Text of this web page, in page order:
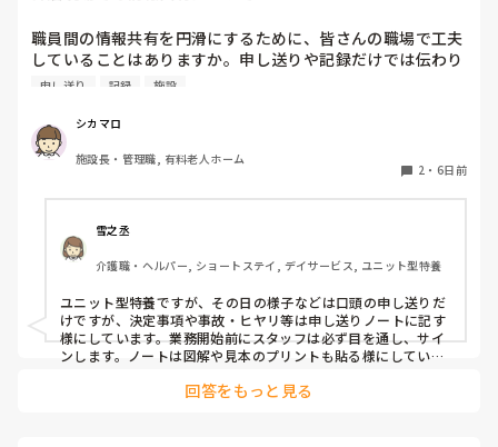
自分で嫌だと言える利用者さんにはしないけど、
言えない利用者さんは2回です。
それに退去される利用者さんにも退去の前日にまで往診しよ
うとして家族さんから苦情が出ました。
本当嫌になります。こんなDrってよく居るんかな
職員間の情報共有を円滑にするために、皆さんの職場で工夫
していることはありますか。申し送りや記録だけでは伝わり
にくいこともあると思います。実際に効果があった方法があ
申し送り 記録 施設
シカマロ
施設長・管理職, 有料老人ホーム
2 ・ 6日前
雪之丞
介護職・ヘルパー, ショートステイ, デイサービス, ユニット型特養
ユニット型特養ですが、その日の様子などは口頭の申し送りだ
けですが、決定事項や事故・ヒヤリ等は申し送りノートに記す
様にしています。業務開始前にスタッフは必ず目を通し、サイ
ンします。ノートは図解や見本のプリントも貼る様にしていま
それでもわかりにくい時もありますが、その時は記入者に確認
回答をもっと見る